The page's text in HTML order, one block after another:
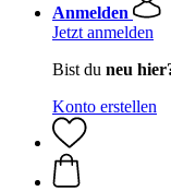
Anmelden
Jetzt anmelden
Bist du neu
Konto erstellen